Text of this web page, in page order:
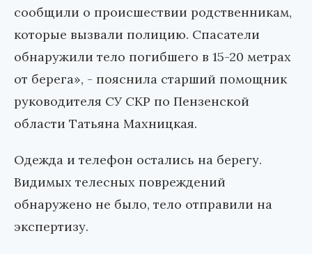
сообщили о происшествии родственникам,
которые вызвали полицию. Спасатели
обнаружили тело погибшего в 15-20 метрах
от берега», - пояснила старший помощник
руководителя СУ СКР по Пензенской
области Татьяна Махницкая.
Одежда и телефон остались на берегу.
Видимых телесных повреждений
обнаружено не было, тело отправили на
экспертизу.